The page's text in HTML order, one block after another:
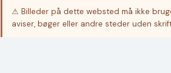
⚠ Billeder på dette websted må ikke
aviser, bøger eller andre steder uden